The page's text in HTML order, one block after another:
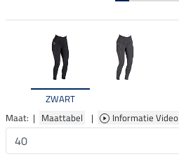
ZWART
Maat: | Maattabel | Informatie Video